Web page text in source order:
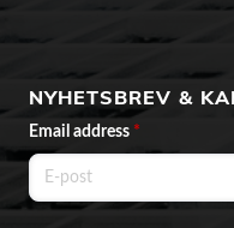
NYHETSBREV &
Email address *